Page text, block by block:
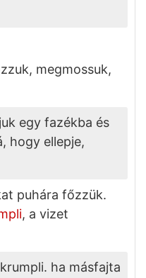
megmossuk,
egy fazékba és
hogy ellepje,
puhára főzzük.
, a vizet
ha másfajta